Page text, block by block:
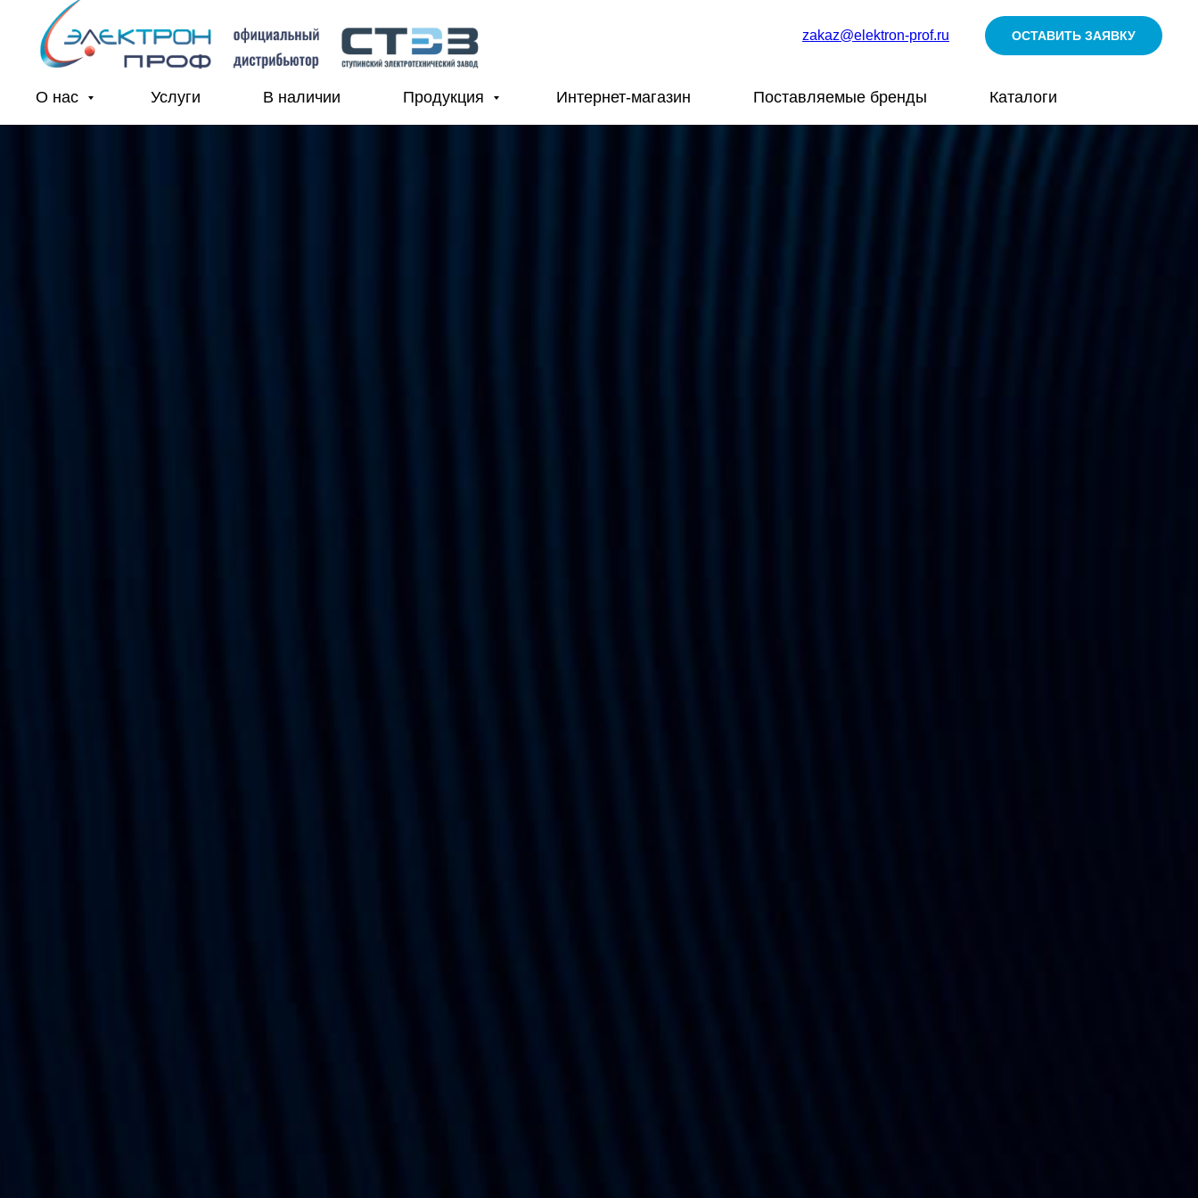
zakaz@elektron-prof.ru ОСТАВИТЬ ЗАЯВКУ
О нас Услуги В наличии Продукция Интернет-магазин Поставляемые бренды Каталоги